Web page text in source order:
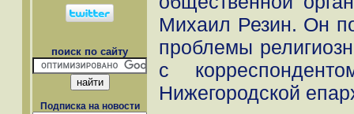
поиск по сайту
Подписка на новости
Михаил Резин. Он
проблемы
с
Нижегородской